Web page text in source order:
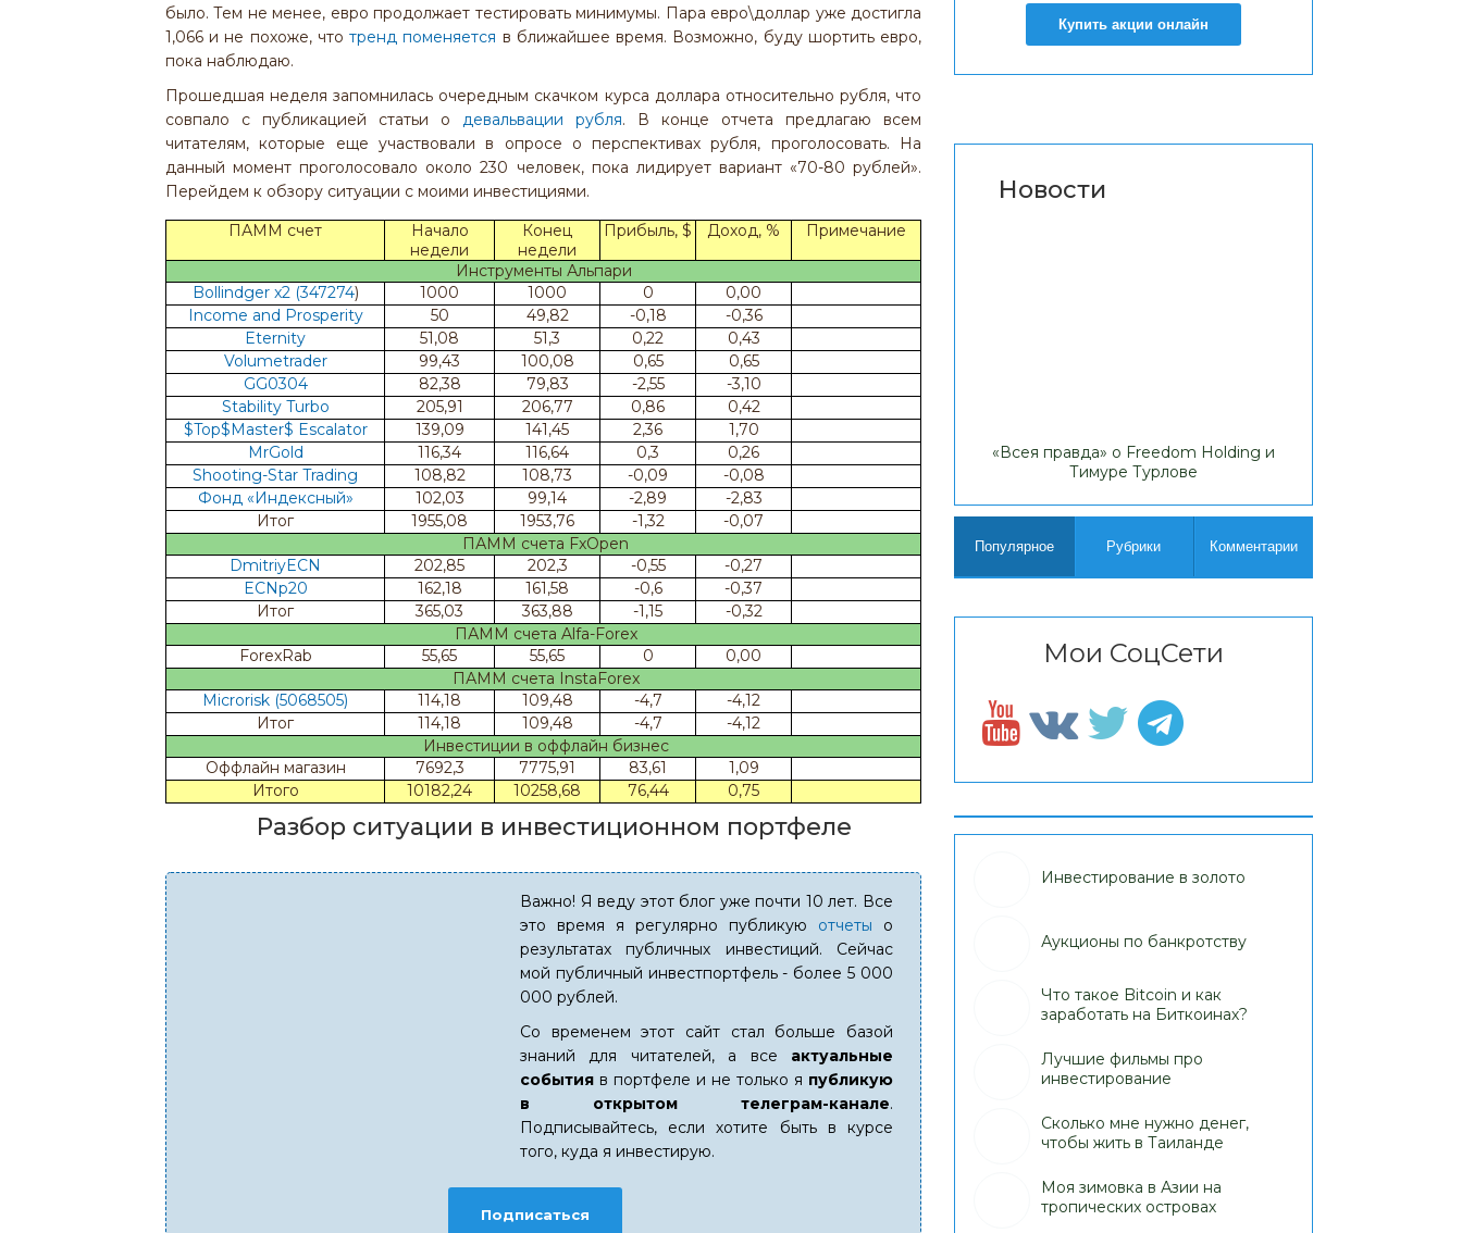
было. Тем не менее, евро продолжает тестировать минимумы. Пара евро\доллар уже достигла
1,066 и не похоже, чтотренд поменяется в ближайшее время. Возможно, буду шортить евро,
пока наблюдаю.
Прошедшая неделя запомнилась очередным скачком курса доллара относительно рубля, что
совпало с публикацией статьи о девальвации рубля. В конце отчета предлагаю всем
читателям, которые еще участвовали в опросе о перспективах рубля, проголосовать. На
данный момент проголосовало около 230 человек, пока лидирует вариант «70-80 рублей».
Перейдем к обзору ситуации с моими инвестициями.
ПАММ счет
Начало
недели
Конец
недели
Прибыль, $ Доход, % Примечание
Инструменты Альпари
Bollindger x2 (347274) 1000 1000 0
0,00
Income and Prosperity
50 49,82 -0,18
-0,36
Eternity
51,08 51,3 0,22
0,43
Volumetrader
99,43 100,08 0,65
0,65
GG0304
82,38 79,83 -2,55
-3,10
Stability Turbo
205,91 206,77 0,86
0,42
$Top$Master$ Escalator
139,09 141,45 2,36
1,70
MrGold
116,34 116,64 0,3
0,26
Shooting-Star Trading
108,82 108,73 -0,09
-0,08
Фонд «Индексный»
102,03 99,14 -2,89
-2,83
Итог
1955,08 1953,76 -1,32
-0,07
ПАММ счета FxOpen
DmitriyECN
202,85 202,3 -0,55
-0,27
ECNp20
162,18 161,58 -0,6
-0,37
Итог
365,03 363,88 -1,15
-0,32
ПАММ счета Alfa-Forex
ForexRab
55,65 55,65 0
0,00
ПАММ счета InstaForex
Microrisk (5068505)
114,18 109,48 -4,7
-4,12
Итог
114,18 109,48 -4,7
-4,12
Инвестиции в оффлайн бизнес
Оффлайн магазин
7692,3 7775,91 83,61
1,09
Итого
10182,24 10258,68 76,44 0,75
Разбор ситуации в инвестиционном портфеле
Важно! Я веду этот блог уже почти 10 лет. Все
это время я регулярно публикую отчеты о
результатах публичных инвестиций. Сейчас
мой публичный инвестпортфель - более 5 000
000 рублей.
Со временем этот сайт стал больше базой
знаний для читателей, а все актуальные
события в портфеле и не только я публикую
в открытом телеграм-канале.
Подписывайтесь, если хотите быть в курсе
того, куда я инвестирую.
Подписаться
Купить акции онлайн
Новости
«Всея правда» о Freedom Holding и
Тимуре Турлове
Популярное Рубрики Комментарии
Мои СоцСети
Инвестирование в золото
Аукционы по банкротству
Что такое Bitcoin и как
заработать на Биткоинах?
Лучшие фильмы про
инвестирование
Сколько мне нужно денег,
чтобы жить в Таиланде
Моя зимовка в Азии на
тропических островах